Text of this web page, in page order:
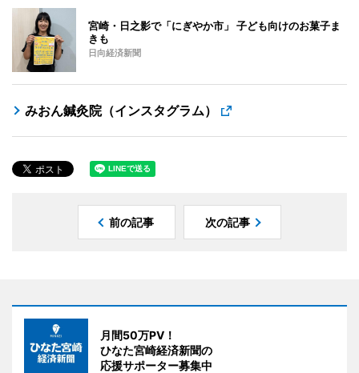
宮崎・日之影で「にぎやか市」 子ども向けのお菓子ま
きも
日向経済新聞
みおん鍼灸院（インスタグラム）
前の記事 次の記事
月間50万PV！
ひなた宮崎経済新聞の
応援サポーター募集中